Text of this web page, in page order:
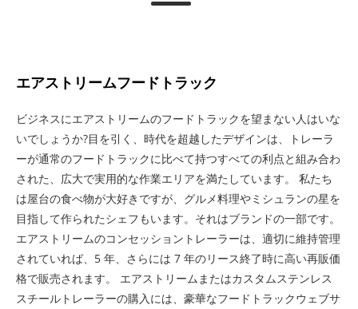
エアストリームフードトラック
ビジネスにエアストリームのフードトラックを望まない人はいな
いでしょうか?目を引く、時代を超越したデザインは、トレーラ
ーが通常のフードトラックに比べて持つすべての利点と組み合わ
された、広大で実用的な作業エリアを満たしています。 私たち
は屋台の食べ物が大好きですが、グルメ料理やミシュランの星を
目指して作られたシェフもいます。それはブランドの一部です。
エアストリームのコンセッショントレーラーは、適切に維持管理
されていれば、5 年、さらには 7 年のリース終了時に高い再販価
格で販売されます。 エアストリームまたはカスタムステンレス
スチールトレーラーの購入には、豪華なフードトラックウェブサ